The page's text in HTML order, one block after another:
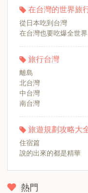
在台灣的世界旅
從日本吃到台灣
在台灣也要吃爆全世界
旅行台灣
離島
北台灣
中台灣
南台灣
旅遊規劃攻略大
住宿篇
說的出來的都是精華
熱門